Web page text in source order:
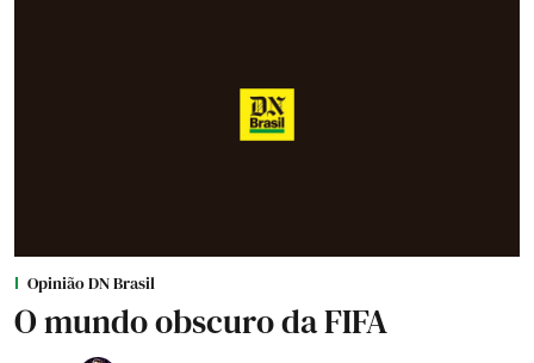
Opinião DN Brasil
O mundo obscuro da FIFA